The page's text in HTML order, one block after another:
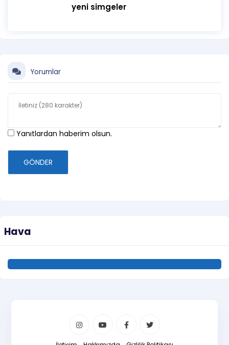
yeni simgeler
Yorumlar
Yanıtlardan haberim olsun.
GÖNDER
Hava